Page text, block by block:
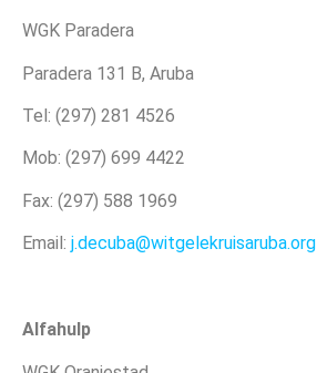
WGK Paradera
Paradera 131 B, Aruba
Tel: (297) 281 4526
Mob: (297) 699 4422
Fax: (297) 588 1969
Email: j.decuba@witgelekruisaruba.org
Alfahulp